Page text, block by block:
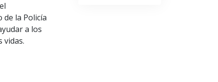
la Policía
a los
vidas.